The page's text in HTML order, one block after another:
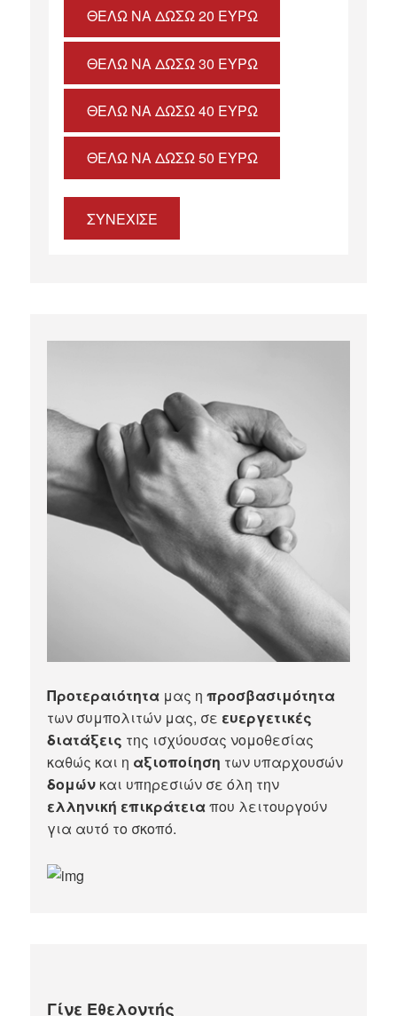
ΘΈΛΩ ΝΑ ΔΏΣΩ 20 ΕΥΡΏ
ΘΈΛΩ ΝΑ ΔΏΣΩ 30 ΕΥΡΏ
ΘΈΛΩ ΝΑ ΔΏΣΩ 40 ΕΥΡΏ
ΘΈΛΩ ΝΑ ΔΏΣΩ 50 ΕΥΡΏ
ΣΥΝΕΧΙΣΕ
Προτεραιότητα μας ηπροσβασιμότητα
των συμπολιτών μας, σε ευεργετικές
διατάξεις της ισχύουσας νομοθεσίας
καθώς και η αξιοποίηση των υπαρχουσών
δομών και υπηρεσιών σε όλη την
ελληνική επικράτειαπου λειτουργούν
για αυτό το σκοπό.​
Γίνε Εθελοντής